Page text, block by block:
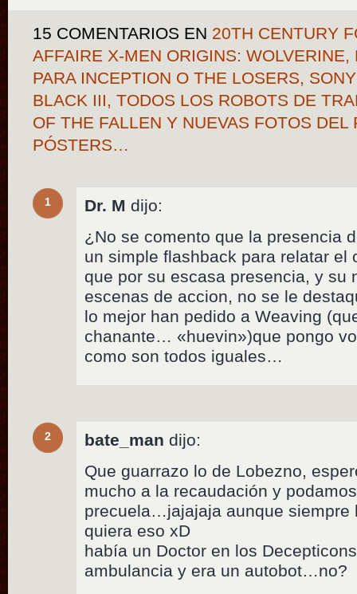
15 COMENTARIOS EN 20TH CENTURY
AFFAIRE X-MEN ORIGINS: WOLVERINE,
PARA INCEPTION O THE LOSERS,
BLACK III, TODOS LOS ROBOTS DE
OF THE FALLEN Y NUEVAS FOTOS DEL
PÓSTERS…
1 Dr. M dijo:
¿No se comento que la presencia
un simple flashback para relatar el
que por su escasa presencia, y su
escenas de accion, no se le
lo mejor han pedido a Weaving
chanante… «huevin»)que pongo
como son todos iguales…
2 bate_man dijo:
Que guarrazo lo de Lobezno,
mucho a la recaudación y
precuela…jajajaja aunque siempre
quiera eso xD
había un Doctor en los
ambulancia y era un autobot…no?